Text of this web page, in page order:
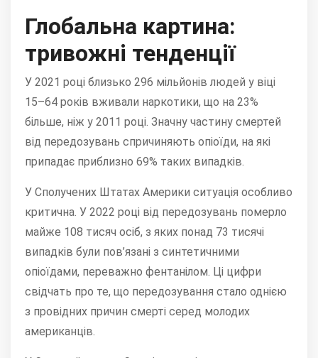
Глобальна картина:
тривожні тенденції
У 2021 році близько 296 мільйонів людей у віці
15–64 років вживали наркотики, що на 23%
більше, ніж у 2011 році. Значну частину смертей
від передозувань спричиняють опіоїди, на які
припадає приблизно 69% таких випадків.
У Сполучених Штатах Америки ситуація особливо
критична. У 2022 році від передозувань померло
майже 108 тисяч осіб, з яких понад 73 тисячі
випадків були пов’язані з синтетичними
опіоїдами, переважно фентанілом. Ці цифри
свідчать про те, що передозування стало однією
з провідних причин смерті серед молодих
американців.